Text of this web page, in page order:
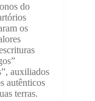
do
os
auxiliados
autênticos
terras.